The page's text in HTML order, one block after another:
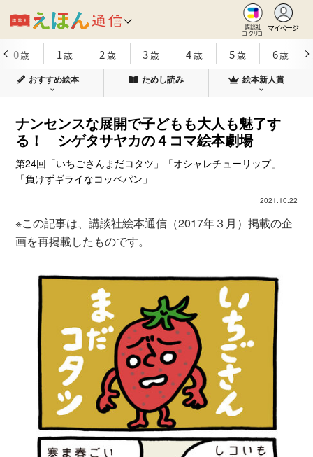
講談社
コクリコ
マイページ
0歳 1歳 2 歳 3歳 4歳 5歳 6歳
おすすめ絵本 ためし読み 絵本新人賞
ナンセンスな展開で子どもも大人も魅了す
る！ シゲタサヤカの４コマ絵本劇場
第24回「いちごさんまだコタツ」「オシャレチューリップ」
「負けずギライなコッペパン」
2021.10.22
※この記事は、講談社絵本通信（2017年３月）掲載の企
画を再掲載したものです。